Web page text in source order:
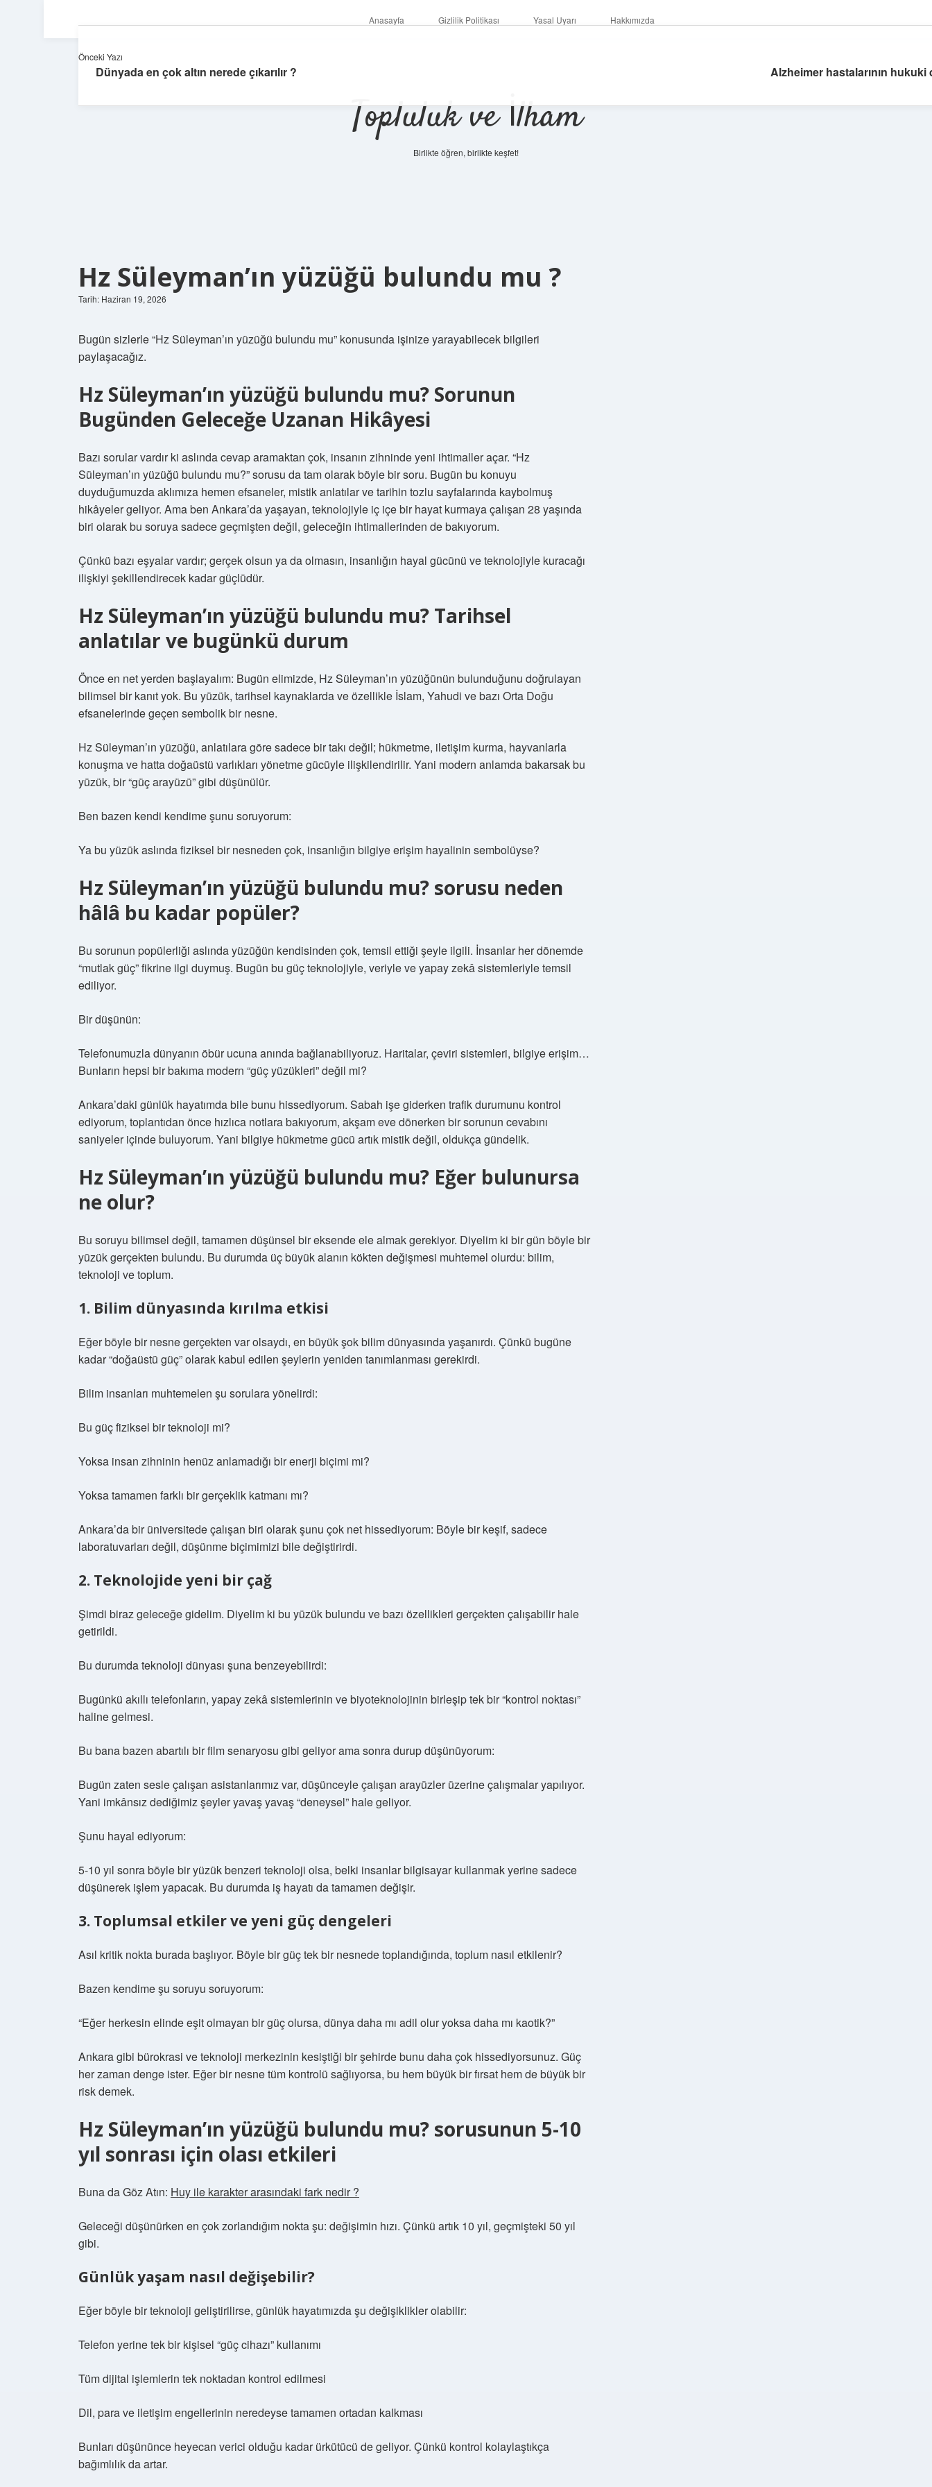
Anasayfa Gizlilik Politikası Yasal Uyarı Hakkımızda
Topluluk ve İlham
Birlikte öğren, birlikte keşfet!
Hz Süleyman’ın yüzüğü bulundu mu ?
Tarih: Haziran 19, 2026
Bugün sizlerle “Hz Süleyman’ın yüzüğü bulundu mu” konusunda işinize yarayabilecek bilgileri
paylaşacağız.
Hz Süleyman’ın yüzüğü bulundu mu? Sorunun
Bugünden Geleceğe Uzanan Hikâyesi
Bazı sorular vardır ki aslında cevap aramaktan çok, insanın zihninde yeni ihtimaller açar. “Hz
Süleyman’ın yüzüğü bulundu mu?” sorusu da tam olarak böyle bir soru. Bugün bu konuyu
duyduğumuzda aklımıza hemen efsaneler, mistik anlatılar ve tarihin tozlu sayfalarında kaybolmuş
hikâyeler geliyor. Ama ben Ankara’da yaşayan, teknolojiyle iç içe bir hayat kurmaya çalışan 28 yaşında
biri olarak bu soruya sadece geçmişten değil, geleceğin ihtimallerinden de bakıyorum.
Çünkü bazı eşyalar vardır; gerçek olsun ya da olmasın, insanlığın hayal gücünü ve teknolojiyle kuracağı
ilişkiyi şekillendirecek kadar güçlüdür.
Hz Süleyman’ın yüzüğü bulundu mu? Tarihsel
anlatılar ve bugünkü durum
Önce en net yerden başlayalım: Bugün elimizde, Hz Süleyman’ın yüzüğünün bulunduğunu doğrulayan
bilimsel bir kanıt yok. Bu yüzük, tarihsel kaynaklarda ve özellikle İslam, Yahudi ve bazı Orta Doğu
efsanelerinde geçen sembolik bir nesne.
Hz Süleyman’ın yüzüğü, anlatılara göre sadece bir takı değil; hükmetme, iletişim kurma, hayvanlarla
konuşma ve hatta doğaüstü varlıkları yönetme gücüyle ilişkilendirilir. Yani modern anlamda bakarsak bu
yüzük, bir “güç arayüzü” gibi düşünülür.
Ben bazen kendi kendime şunu soruyorum:
Ya bu yüzük aslında fiziksel bir nesneden çok, insanlığın bilgiye erişim hayalinin sembolüyse?
Hz Süleyman’ın yüzüğü bulundu mu? sorusu neden
hâlâ bu kadar popüler?
Bu sorunun popülerliği aslında yüzüğün kendisinden çok, temsil ettiği şeyle ilgili. İnsanlar her dönemde
“mutlak güç” fikrine ilgi duymuş. Bugün bu güç teknolojiyle, veriyle ve yapay zekâ sistemleriyle temsil
ediliyor.
Bir düşünün:
Telefonumuzla dünyanın öbür ucuna anında bağlanabiliyoruz. Haritalar, çeviri sistemleri, bilgiye erişim…
Bunların hepsi bir bakıma modern “güç yüzükleri” değil mi?
Ankara’daki günlük hayatımda bile bunu hissediyorum. Sabah işe giderken trafik durumunu kontrol
ediyorum, toplantıdan önce hızlıca notlara bakıyorum, akşam eve dönerken bir sorunun cevabını
saniyeler içinde buluyorum. Yani bilgiye hükmetme gücü artık mistik değil, oldukça gündelik.
Hz Süleyman’ın yüzüğü bulundu mu? Eğer bulunursa
ne olur?
Bu soruyu bilimsel değil, tamamen düşünsel bir eksende ele almak gerekiyor. Diyelim ki bir gün böyle bir
yüzük gerçekten bulundu. Bu durumda üç büyük alanın kökten değişmesi muhtemel olurdu: bilim,
teknoloji ve toplum.
1. Bilim dünyasında kırılma etkisi
Eğer böyle bir nesne gerçekten var olsaydı, en büyük şok bilim dünyasında yaşanırdı. Çünkü bugüne
kadar “doğaüstü güç” olarak kabul edilen şeylerin yeniden tanımlanması gerekirdi.
Bilim insanları muhtemelen şu sorulara yönelirdi:
Bu güç fiziksel bir teknoloji mi?
Yoksa insan zihninin henüz anlamadığı bir enerji biçimi mi?
Yoksa tamamen farklı bir gerçeklik katmanı mı?
Ankara’da bir üniversitede çalışan biri olarak şunu çok net hissediyorum: Böyle bir keşif, sadece
laboratuvarları değil, düşünme biçimimizi bile değiştirirdi.
2. Teknolojide yeni bir çağ
Şimdi biraz geleceğe gidelim. Diyelim ki bu yüzük bulundu ve bazı özellikleri gerçekten çalışabilir hale
getirildi.
Bu durumda teknoloji dünyası şuna benzeyebilirdi:
Bugünkü akıllı telefonların, yapay zekâ sistemlerinin ve biyoteknolojinin birleşip tek bir “kontrol noktası”
haline gelmesi.
Bu bana bazen abartılı bir film senaryosu gibi geliyor ama sonra durup düşünüyorum:
Bugün zaten sesle çalışan asistanlarımız var, düşünceyle çalışan arayüzler üzerine çalışmalar yapılıyor.
Yani imkânsız dediğimiz şeyler yavaş yavaş “deneysel” hale geliyor.
Şunu hayal ediyorum:
5-10 yıl sonra böyle bir yüzük benzeri teknoloji olsa, belki insanlar bilgisayar kullanmak yerine sadece
düşünerek işlem yapacak. Bu durumda iş hayatı da tamamen değişir.
3. Toplumsal etkiler ve yeni güç dengeleri
Asıl kritik nokta burada başlıyor. Böyle bir güç tek bir nesnede toplandığında, toplum nasıl etkilenir?
Bazen kendime şu soruyu soruyorum:
“Eğer herkesin elinde eşit olmayan bir güç olursa, dünya daha mı adil olur yoksa daha mı kaotik?”
Ankara gibi bürokrasi ve teknoloji merkezinin kesiştiği bir şehirde bunu daha çok hissediyorsunuz. Güç
her zaman denge ister. Eğer bir nesne tüm kontrolü sağlıyorsa, bu hem büyük bir fırsat hem de büyük bir
risk demek.
Hz Süleyman’ın yüzüğü bulundu mu? sorusunun 5-10
yıl sonrası için olası etkileri
Buna da Göz Atın: Huy ile karakter arasındaki fark nedir ?
Geleceği düşünürken en çok zorlandığım nokta şu: değişimin hızı. Çünkü artık 10 yıl, geçmişteki 50 yıl
gibi.
Günlük yaşam nasıl değişebilir?
Eğer böyle bir teknoloji geliştirilirse, günlük hayatımızda şu değişiklikler olabilir:
Telefon yerine tek bir kişisel “güç cihazı” kullanımı
Tüm dijital işlemlerin tek noktadan kontrol edilmesi
Dil, para ve iletişim engellerinin neredeyse tamamen ortadan kalkması
Bunları düşününce heyecan verici olduğu kadar ürkütücü de geliyor. Çünkü kontrol kolaylaştıkça
bağımlılık da artar.
Önceki Yazı
Dünyada en çok altın nerede çıkarılır ? Alzheimer hastalarının